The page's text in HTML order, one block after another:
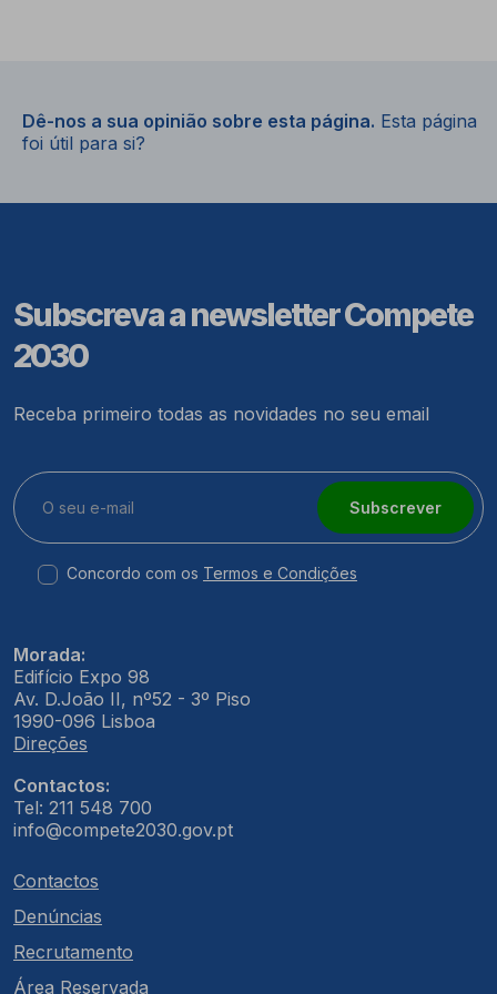
Dê-nos a sua opinião sobre esta página. Esta página
foi útil para si?
Subscreva a newsletter Compete
2030
Receba primeiro todas as novidades no seu email
Subscrever
Concordo com os Termos e Condições
Morada:
Edifício Expo 98
Av. D.João II, nº52 - 3º Piso
1990-096 Lisboa
Direções
Contactos:
Tel: 211 548 700
info@compete2030.gov.pt
Contactos
Denúncias
Recrutamento
Área Reservada